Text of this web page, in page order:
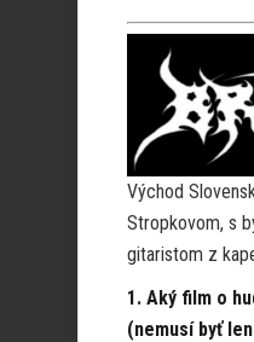
Východ
Stropkovom, s
gitaristom z
1. Aký film o
(nemusí byť